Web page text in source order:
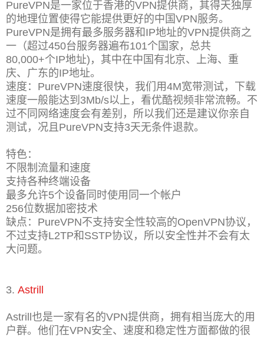
PureVPN是一家位于香港的VPN提供商，其得天独厚
的地理位置使得它能提供更好的中国VPN服务。
PureVPN是拥有最多服务器和IP地址的VPN提供商之
一（超过450台服务器遍布101个国家，总共
80,000+个IP地址)，其中在中国有北京、上海、重
庆、广东的IP地址。
速度：PureVPN速度很快，我们用4M宽带测试，下载
速度一般能达到3Mb/s以上，看优酷视频非常流畅。不
过不同网络速度会有差别，所以我们还是建议你亲自
测试，况且PureVPN支持3天无条件退款。
特色：
不限制流量和速度
支持各种终端设备
最多允许5个设备同时使用同一个帐户
256位数据加密技术
缺点：PureVPN不支持安全性较高的OpenVPN协议，
不过支持L2TP和SSTP协议，所以安全性并不会有太
大问题。
3. Astrill
Astrill也是一家有名的VPN提供商，拥有相当庞大的用
户群。他们在VPN安全、速度和稳定性方面都做的很